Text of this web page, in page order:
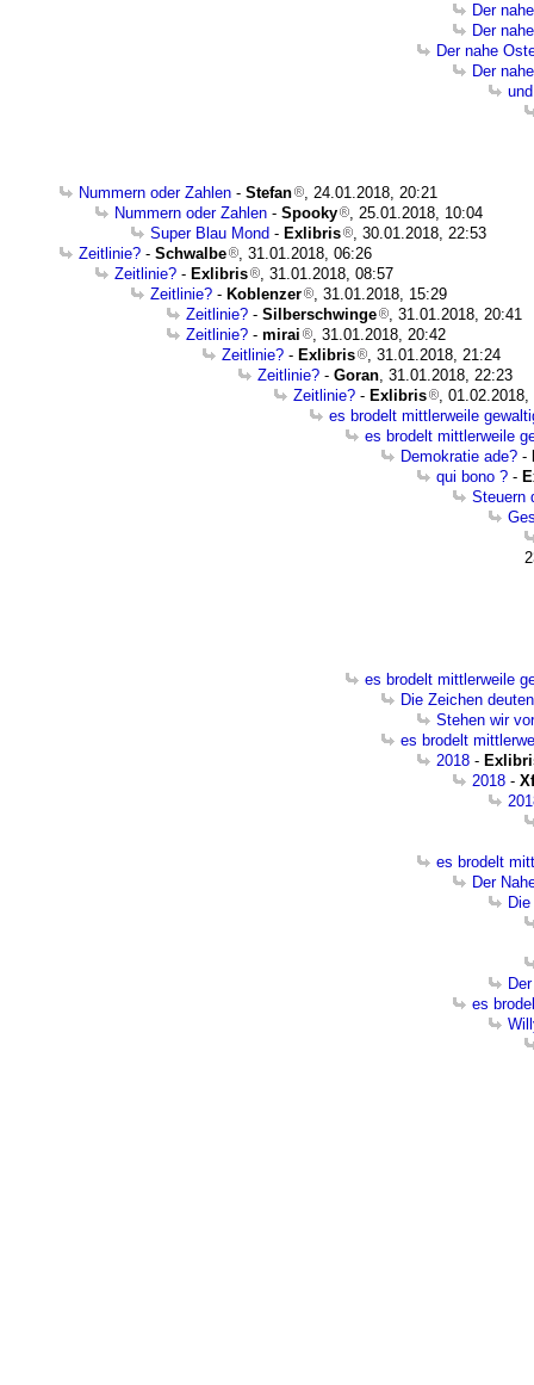
Der
Der
Der nahe
Der
Nummern oder Zahlen - Stefan
, 24.01.2018, 20:21
Nummern oder Zahlen - Spooky
, 25.01.2018, 10:04
Super Blau Mond - Exlibris
, 30.01.2018, 22:53
Zeitlinie? - Schwalbe
, 31.01.2018, 06:26
Zeitlinie? - Exlibris
, 31.01.2018, 08:57
Zeitlinie? - Koblenzer
, 31.01.2018, 15:29
Zeitlinie? - Silberschwinge
, 31.01.2018, 20:41
Zeitlinie? - mirai
, 31.01.2018, 20:42
Zeitlinie? - Exlibris
, 31.01.2018, 21:24
Zeitlinie? - Goran, 31.01.2018, 22:23
Zeitlinie? - Exlibris
, 01.02.2018,
es brodelt mittlerweile
es brodelt mittlerweile
Demokratie ade? -
qui bono ? -
Steuern
es brodelt mittlerweile
Die Zeichen
Stehen wir
es brodelt
2018 -
2018 -
es brodelt
Der
es